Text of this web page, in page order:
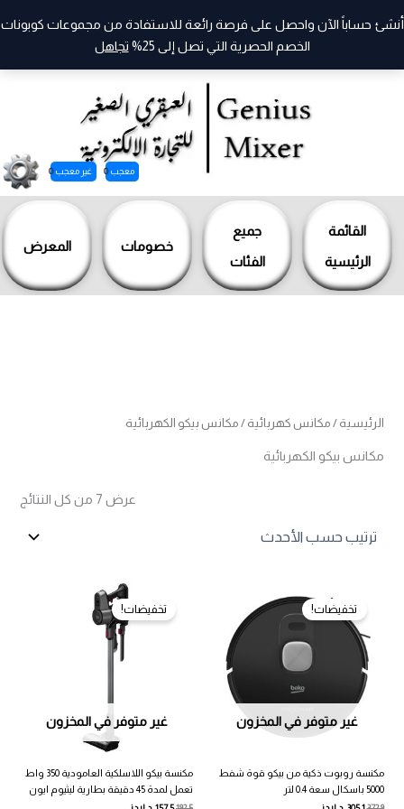
القائمة
الرئيسية
جميع
الفئات
خصومات المعرض
معجب 0 غير معجب 0
أنشئ حساباً الآن واحصل على فرصة رائعة للاستفادة من مجموعات كوبونات
الخصم الحصرية التي تصل إلى 25%
تجاهل
تخطي
الرئيسية / مكانس كهربائية / مكانس بيكو الكهربائية
مكانس بيكو الكهربائية
عرض ⁦7⁩ من كل النتائج
غير متوفر في المخزون
تخفيضات!
مكنسة روبوت ذكية من بيكو قوة شفط
5000 باسكال سعة 0.4 لتر
غير متوفر في المخزون
تخفيضات!
مكنسة بيكو اللاسلكية العامودية 350 واط
تعمل لمدة 45 دقيقة بطارية ليثيوم ايون